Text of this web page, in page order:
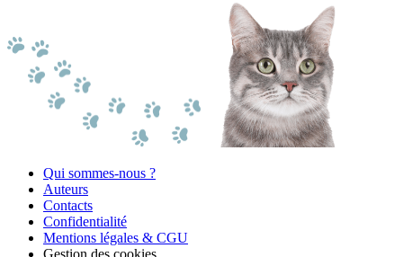
Qui sommes-nous ?
Auteurs
Contacts
Confidentialité
Mentions légales & CGU